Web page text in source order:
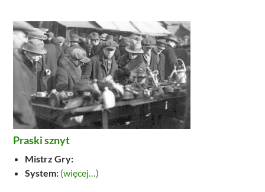
Praski sznyt
Mistrz Gry:
System: (więcej…)